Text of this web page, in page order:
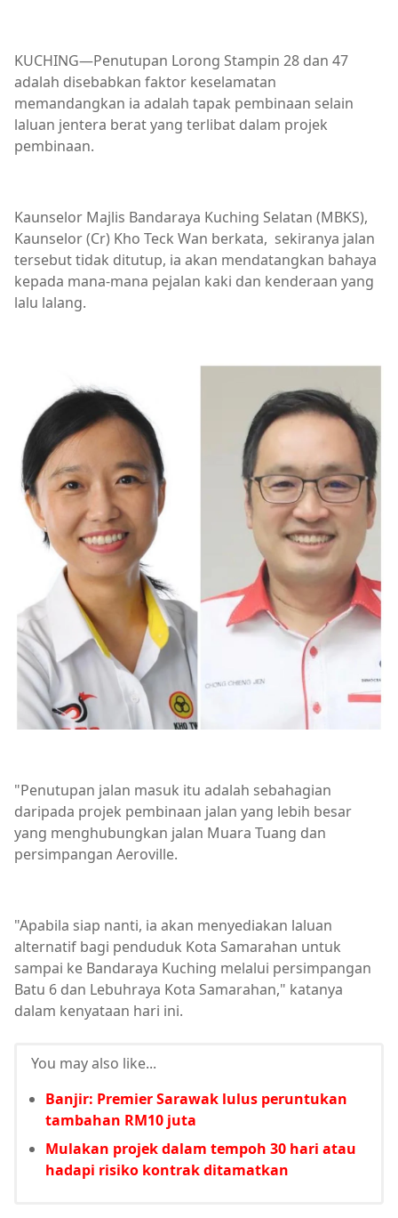
KUCHING—Penutupan Lorong Stampin 28 dan 47
adalah disebabkan faktor keselamatan
memandangkan ia adalah tapak pembinaan selain
laluan jentera berat yang terlibat dalam projek
pembinaan.
Kaunselor Majlis Bandaraya Kuching Selatan (MBKS),
Kaunselor (Cr) Kho Teck Wan berkata, sekiranya jalan
tersebut tidak ditutup, ia akan mendatangkan bahaya
kepada mana-mana pejalan kaki dan kenderaan yang
lalu lalang.
"Penutupan jalan masuk itu adalah sebahagian
daripada projek pembinaan jalan yang lebih besar
yang menghubungkan jalan Muara Tuang dan
persimpangan Aeroville.
"Apabila siap nanti, ia akan menyediakan laluan
alternatif bagi penduduk Kota Samarahan untuk
sampai ke Bandaraya Kuching melalui persimpangan
Batu 6 dan Lebuhraya Kota Samarahan," katanya
dalam kenyataan hari ini.
You may also like...
Banjir: Premier Sarawak lulus peruntukan
tambahan RM10 juta
Mulakan projek dalam tempoh 30 hari atau
hadapi risiko kontrak ditamatkan